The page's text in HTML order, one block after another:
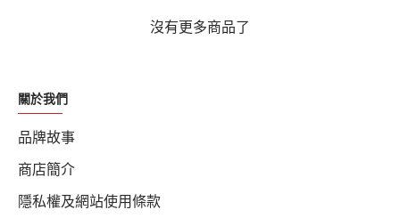
沒有更多商品了
關於我們
品牌故事
商店簡介
隱私權及網站使用條款